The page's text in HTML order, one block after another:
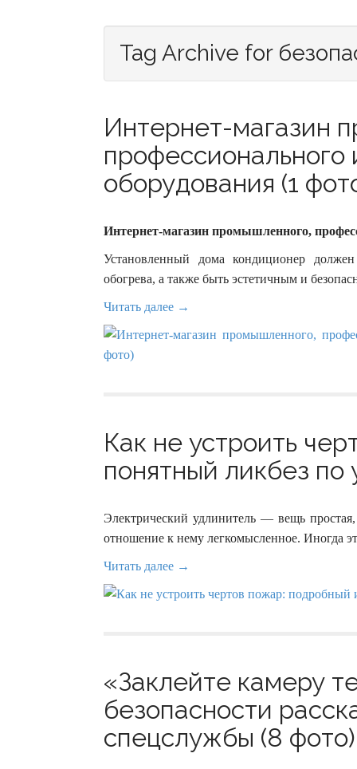
Tag Archive for
Интернет-магазин
профессионального
оборудования (1
Интернет-магазин промышленного,
Установленный дома кондиционер
обогрева, а также быть эстетичным и
Читать далее →
Как не устроить
понятный ликбез по
Электрический удлинитель — вещь
отношение к нему легкомысленное. Иногда
Читать далее →
«Заклейте камеру
безопасности
спецслужбы (8 фото)